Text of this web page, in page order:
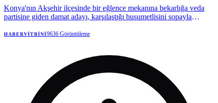
Konya'nın Akşehir ilçesinde bir eğlence mekanına bekarlığa veda
partisine giden damat adayı, karşılaştığı husumetlisini sopayla
HABERVITRINI9636 Görüntüleme